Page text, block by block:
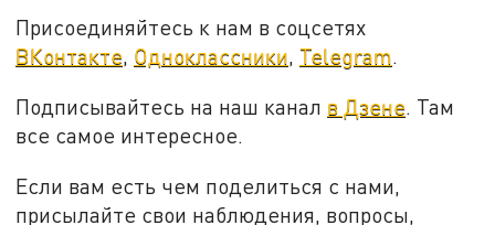
Присоединяйтесь к нам в соцсетях
ВКонтакте, Одноклассники, Telegram.
Подписывайтесь на наш канал в Дзене. Там
все самое интересное.
Если вам есть чем поделиться с нами,
присылайте свои наблюдения, вопросы,